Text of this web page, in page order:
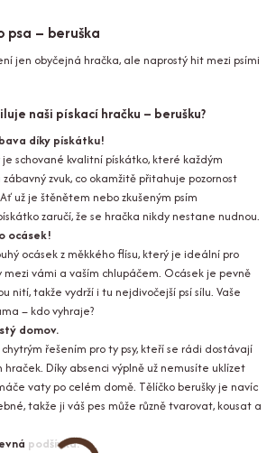
psa – beruška
jen obyčejná hračka, ale naprostý hit mezi psími
naši pískací hračku – berušku?
díky pískátku!
je schované kvalitní pískátko, které každým
zvuk, co okamžitě přitahuje pozornost
už je štěnětem nebo zkušeným psím
zaručí, že se hračka nikdy nestane nudnou.
ocásek!
ocásek z měkkého flísu, který je ideální pro
vámi a vaším chlupáčem. Ocásek je pevně
nití, takže vydrží i tu nejdivočejší psí sílu. Vaše
– kdo vyhraje?
domov.
řešením pro ty psy, kteří se rádi dostávají
hraček. Díky absenci výplně už nemusíte uklízet
vaty po celém domě. Tělíčko berušky je navíc
takže ji váš pes může různě tvarovat, kousat a
podšívka.